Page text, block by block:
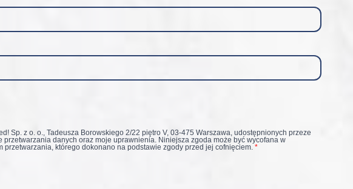
Sp. z o. o., Tadeusza Borowskiego 2/22 piętro V, 03-475 Warszawa, udostępnionych przeze
danych oraz moje uprawnienia. Niniejsza zgoda może być wycofana w
przetwarzania, którego dokonano na podstawie zgody przed jej cofnięciem.*